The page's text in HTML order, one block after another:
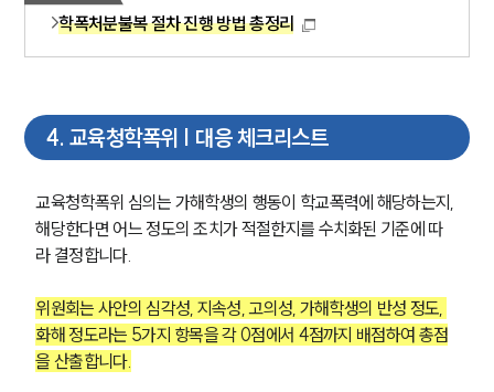
팀소개
대륜의 강점
고객의 소리
통합검색
AI대륜
업무사례
사례분석/최신동향
법률정보
법률지식인
학폭처분불복 절차 진행 방법 총정리
4. 교육청학폭위 | 대응 체크리스트
교육청학폭위 심의는 가해학생의 행동이 학교폭력에 해당하는지,
해당한다면 어느 정도의 조치가 적절한지를 수치화된 기준에 따
라 결정합니다.
위원회는 사안의 심각성, 지속성, 고의성, 가해학생의 반성 정도,
화해 정도라는 5가지 항목을 각 0점에서 4점까지 배점하여 총점
을 산출합니다.